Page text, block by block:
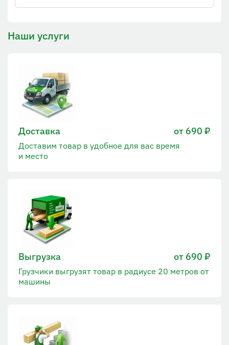
Наши услуги
Доставка от 690 ₽
Доставим товар в удобное для вас время
и место
Выгрузка от 690 ₽
Грузчики выгрузят товар в радиусе 20 метров от
машины